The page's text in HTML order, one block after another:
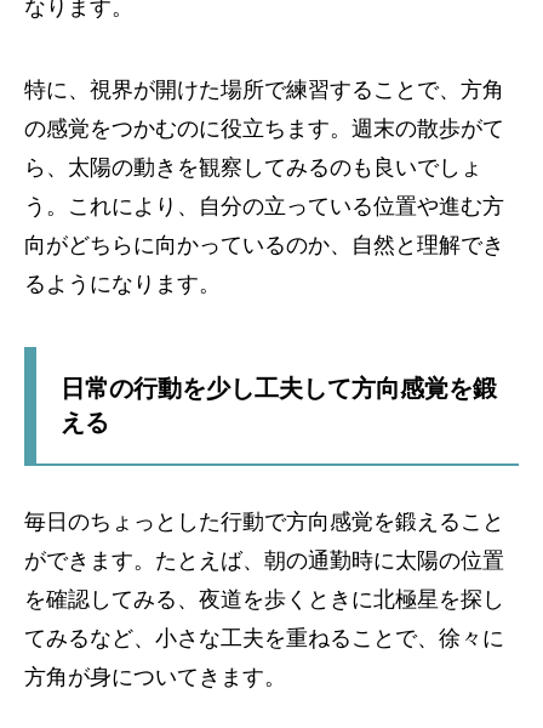
なります。
特に、視界が開けた場所で練習することで、方角
の感覚をつかむのに役立ちます。週末の散歩がて
ら、太陽の動きを観察してみるのも良いでしょ
う。これにより、自分の立っている位置や進む方
向がどちらに向かっているのか、自然と理解でき
るようになります。
日常の行動を少し工夫して方向感覚を鍛
える
毎日のちょっとした行動で方向感覚を鍛えること
ができます。たとえば、朝の通勤時に太陽の位置
を確認してみる、夜道を歩くときに北極星を探し
てみるなど、小さな工夫を重ねることで、徐々に
方角が身についてきます。